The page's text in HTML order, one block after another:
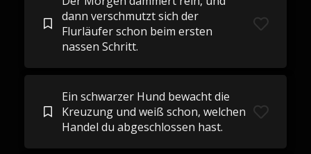
dann verschmutzt sich der
Flurläufer schon beim ersten
nassen Schritt.
Ein schwarzer Hund bewacht die
Kreuzung und weiß schon, welchen
Handel du abgeschlossen hast.